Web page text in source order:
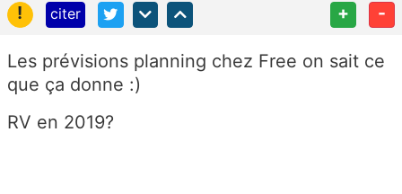
!
citer + -
Les prévisions planning chez Free on sait ce
que ça donne :)
RV en 2019?